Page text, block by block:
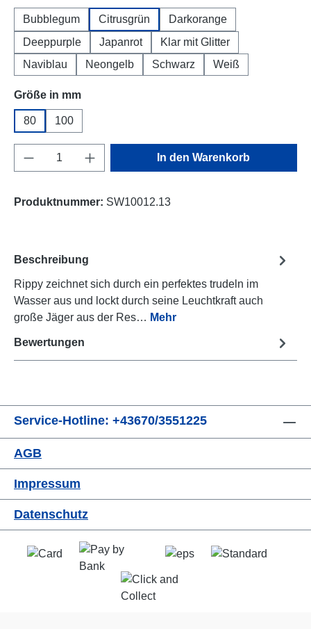
Bubblegum Citrusgrün
Darkorange
Deeppurple
Japanrot
Klar mit Glitter
Naviblau
Neongelb Schwarz Weiß
Größe in mmauswählen
80 100
Produkt Anzahl: Gib den gewünschten
In den Warenkorb
Produktnummer: SW10012.13
Beschreibung
Rippy zeichnet sich durch ein perfektes trudeln im
Wasser aus und lockt durch seine Leuchtkraft auch
große Jäger aus der Res… Mehr
Bewertungen
Service-Hotline: +43670/3551225
AGB
Impressum
Datenschutz